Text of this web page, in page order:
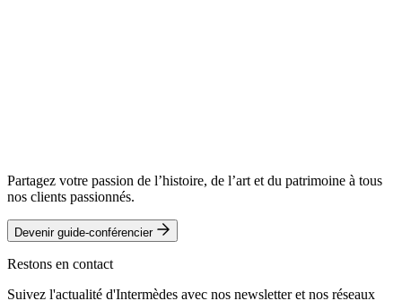
Partagez votre passion de l’histoire, de l’art et du patrimoine à tous
nos clients passionnés.
Devenir guide-conférencier
Restons en contact
Suivez l'actualité d'Intermèdes avec nos newsletter et nos réseaux